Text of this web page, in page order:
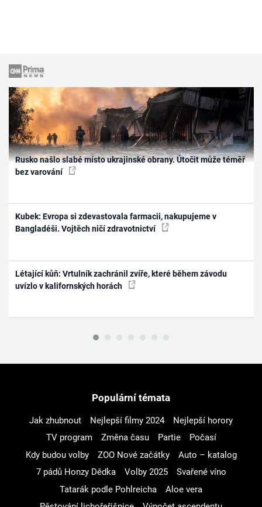
Rusko našlo slabé místo ukrajinské obrany. Útočit může téměř
bez varování
Kubek: Evropa si zdevastovala farmacii, nakupujeme v
Bangladéši. Vojtěch ničí zdravotnictví
Létající kůň: Vrtulník zachránil zvíře, které během závodu
uvízlo v kalifornských horách
Populární témata
Jak zhubnout Nejlepší filmy 2024
Nejlepší horory
TV program
Změna času Partie
Počasí
Kdy budou volby
ZOO Nové začátky
Auto – katalog
7 pádů Honzy Dědka
Volby 2025
Svařené víno
Tatarák podle Pohlreicha
Aloe vera